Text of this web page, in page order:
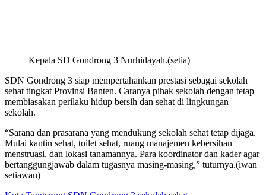
Kepala SD Gondrong 3 Nurhidayah.(setia)
SDN Gondrong 3 siap mempertahankan prestasi sebagai sekolah
sehat tingkat Provinsi Banten. Caranya pihak sekolah dengan tetap
membiasakan perilaku hidup bersih dan sehat di lingkungan
sekolah.
“Sarana dan prasarana yang mendukung sekolah sehat tetap dijaga.
Mulai kantin sehat, toilet sehat, ruang manajemen kebersihan
menstruasi, dan lokasi tanamannya. Para koordinator dan kader agar
bertanggungjawab dalam tugasnya masing-masing,” tuturnya.(iwan
setiawan)